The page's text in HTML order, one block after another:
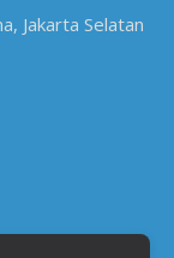
Jakarta Selatan